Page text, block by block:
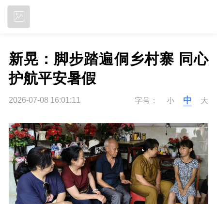
新晃：脚步踏遍侗乡村寨 同心
护航平安暑假
2026-07-08 16:01:11 字号： 小 中 大